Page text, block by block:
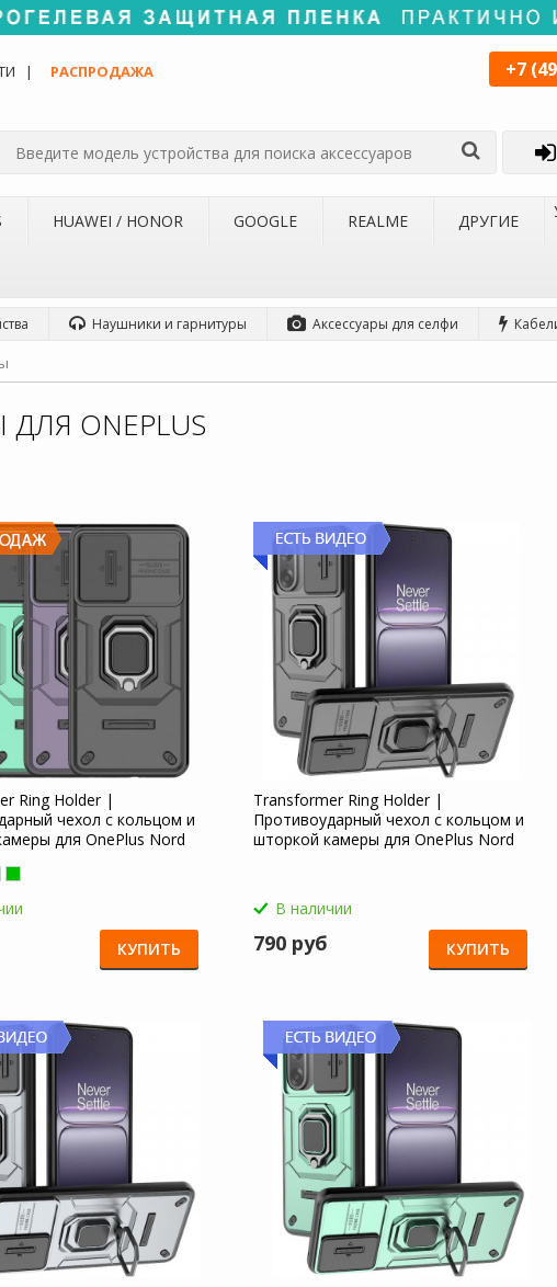
РАСПРОДАЖА +7
HUAWEI / HONOR GOOGLE REALME ДРУГИЕ
Наушники и гарнитуры Аксессуары для селфи
ONEPLUS
Ring Holder |
чехол с кольцом и
для OnePlus Nord
КУПИТЬ
Transformer Ring Holder |
Противоударный чехол с кольцом и
шторкой камеры для OnePlus Nord
В наличии
790 руб КУПИТЬ